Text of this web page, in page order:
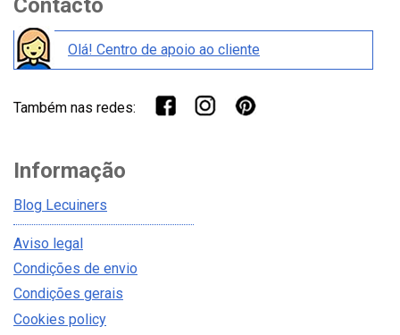
Contacto
Olá! Centro de apoio ao cliente
Também nas redes:
Informação
Blog Lecuiners
Aviso legal
Condições de envio
Condições gerais
Cookies policy